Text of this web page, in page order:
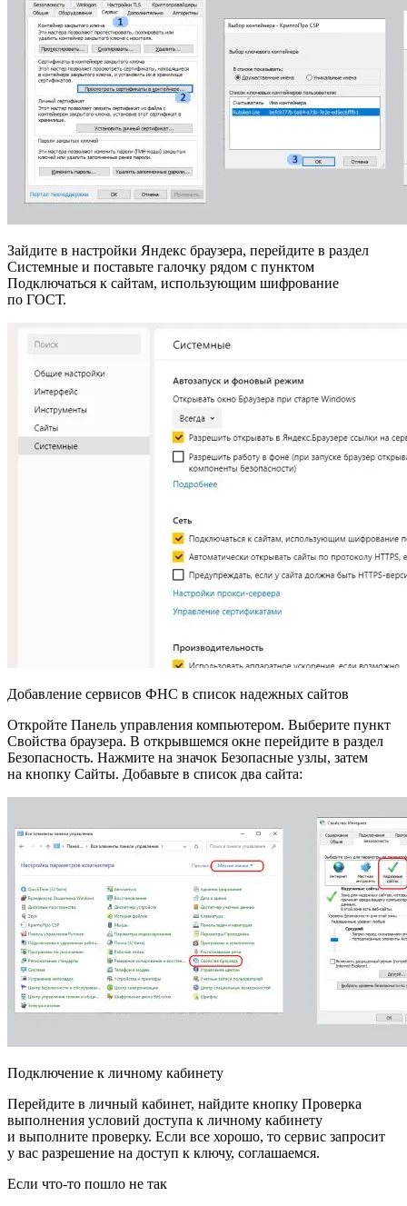
Зайдите в настройки Яндекс браузера, перейдите в раздел
Системные и поставьте галочку рядом с пунктом
Подключаться к сайтам, использующим шифрование
по ГОСТ.
Добавление сервисов ФНС в список надежных сайтов
Откройте Панель управления компьютером. Выберите пункт
Свойства браузера. В открывшемся окне перейдите в раздел
Безопасность. Нажмите на значок Безопасные узлы, затем
на кнопку Сайты. Добавьте в список два сайта:
Подключение к личному кабинету
Перейдите в личный кабинет, найдите кнопку Проверка
выполнения условий доступа к личному кабинету
и выполните проверку. Если все хорошо, то сервис запросит
у вас разрешение на доступ к ключу, соглашаемся.
Если что-то пошло не так